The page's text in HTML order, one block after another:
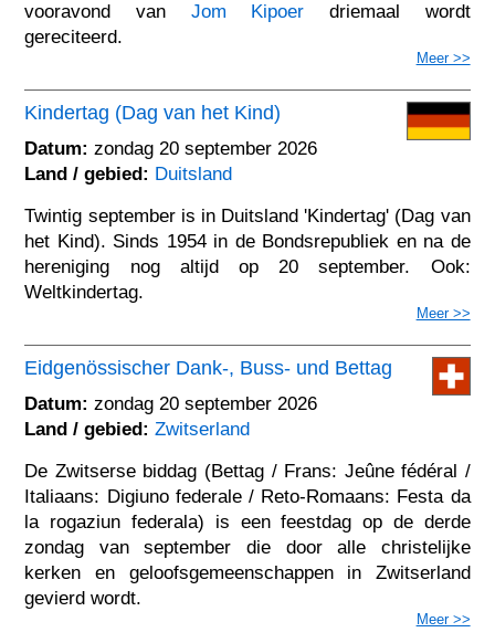
vooravond van Jom Kipoer driemaal wordt
gereciteerd.
Meer >>
Kindertag (Dag van het Kind)
Datum: zondag 20 september 2026
Land / gebied: Duitsland
Twintig september is in Duitsland 'Kindertag' (Dag van
het Kind). Sinds 1954 in de Bondsrepubliek en na de
hereniging nog altijd op 20 september. Ook:
Weltkindertag.
Meer >>
Eidgenössischer Dank-, Buss- und Bettag
Datum: zondag 20 september 2026
Land / gebied: Zwitserland
De Zwitserse biddag (Bettag / Frans: Jeûne fédéral /
Italiaans: Digiuno federale / Reto-Romaans: Festa da
la rogaziun federala) is een feestdag op de derde
zondag van september die door alle christelijke
kerken en geloofsgemeenschappen in Zwitserland
gevierd wordt.
Meer >>